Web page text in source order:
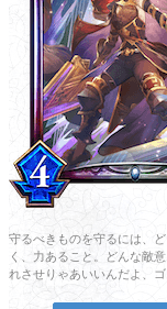
守るべきものを守るには、
く、力あること。どんな敵
れさせりゃあいいんだよ、ゴ